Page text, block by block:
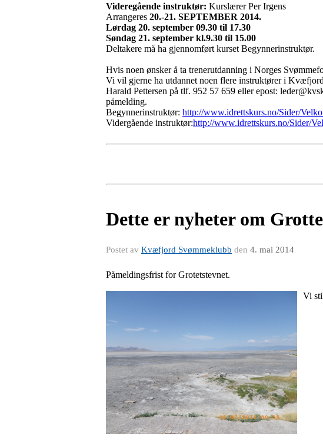
Videregående instruktør: Kurslærer Per Irgens
Arrangeres 20.-21. SEPTEMBER 2014.
Lørdag 20. september 09.30 til 17.30
Søndag 21. september kl.9.30 til 15.00
Deltakere må ha gjennomført kurset Begynnerinstruktør.
Hvis noen ønsker å ta trenerutdanning i Norges
Vi vil gjerne ha utdannet noen flere instruktører i
Harald Pettersen på tlf. 952 57 659 eller epost:
påmelding.
Begynnerinstruktør: http://www.idrettskurs.no/Sider/
Vidergående instruktør:http://www.idrettskurs.no/Sider/
Dette er nyheter om
Postet av Kvæfjord Svømmeklubb den 4. mai 2014
Påmeldingsfrist for Grotetstevnet.
Vi